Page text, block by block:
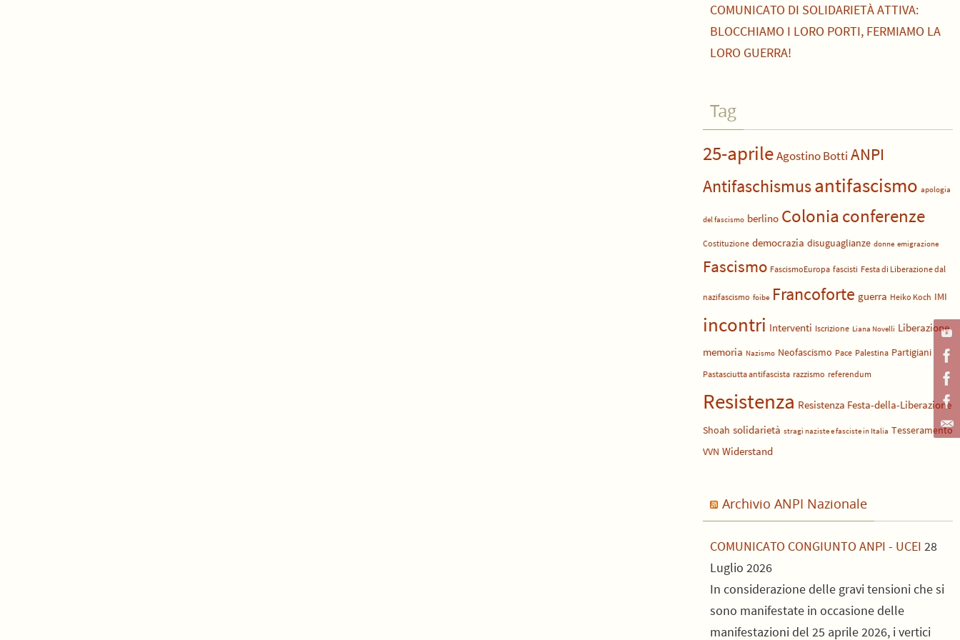
COMUNICATO DI SOLIDARIETÀ ATTIVA:
BLOCCHIAMO I LORO PORTI, FERMIAMO LA
LORO GUERRA!
Tag
25-aprileAgostino Botti ANPI
Antifaschismusantifascismo apologia
del fascismo berlino Colonia conferenze
Costituzione democrazia disuguaglianze donne emigrazione
Fascismo FascismoEuropa fascisti Festa di Liberazione dal
nazifascismo foibe Francoforte guerra Heiko Koch IMI
incontri Interventi Iscrizione Liana Novelli Liberazione
memoria Nazismo Neofascismo Pace Palestina Partigiani
Pastasciutta antifascista razzismo referendum
Resistenza Resistenza Festa-della-Liberazione
Shoah solidarietà stragi naziste e fasciste in Italia Tesseramento
VVN Widerstand
Archivio ANPI Nazionale
COMUNICATO CONGIUNTO ANPI - UCEI 28
Luglio 2026
In considerazione delle gravi tensioni che si
sono manifestate in occasione delle
manifestazioni del 25 aprile 2026, i vertici